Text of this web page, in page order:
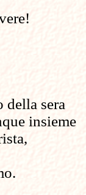
della sera
insieme